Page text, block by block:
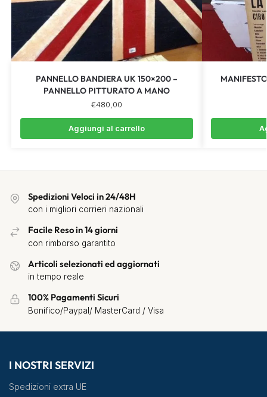
PANNELLO BANDIERA UK 150×200 –
PANNELLO PITTURATO A MANO
€480,00
Aggiungi al carrello
Spedizioni Veloci in 24/48H
con i migliori corrieri nazionali
Facile Reso in 14 giorni
con rimborso garantito
Articoli selezionati ed aggiornati
in tempo reale
100% Pagamenti Sicuri
Bonifico/Paypal/ MasterCard / Visa
I NOSTRI SERVIZI
Spedizioni extra UE